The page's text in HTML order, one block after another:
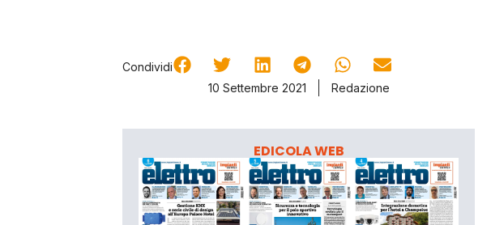
Condividi
10 Settembre 2021
Redazione
EDICOLA WEB